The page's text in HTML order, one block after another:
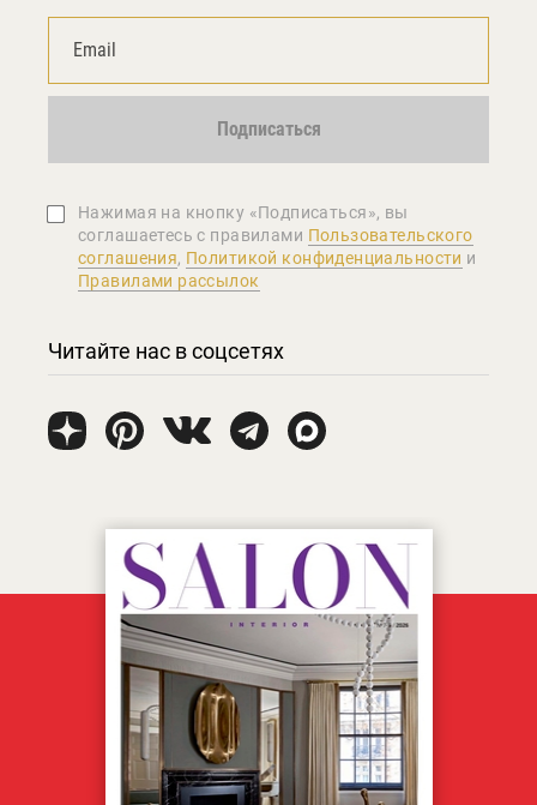
Подписаться
Нажимая на кнопку «Подписаться», вы
соглашаетеcь с правилами Пользовательского
соглашения, Политикой конфиденциальности и
Правилами рассылок
Читайте нас в соцсетях